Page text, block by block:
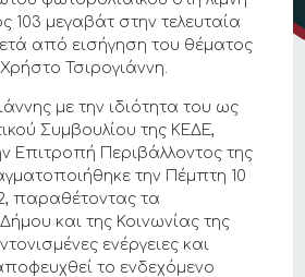
103 μεγαβάτ στην τελευταία
από εισήγηση του θέματος
Τσιρογιάννη.
με την ιδιότητα του ως
Συμβουλίου της ΚΕΔΕ,
Επιτροπή Περιβάλλοντος της
την Πέμπτη 10
παραθέτοντας τα
και της Κοινωνίας της
ενέργειες και
το ενδεχόμενο